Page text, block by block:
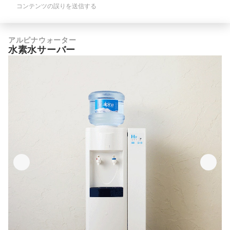
コンテンツの誤りを送信する
アルピナウォーター
水素水サーバー